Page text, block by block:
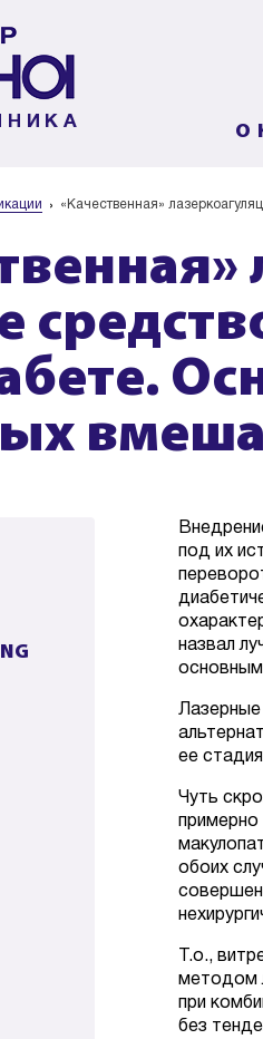
О
«Качественная»
под их
назвал
основным
Лазерные
ее
Чуть
обоих
Т.о.,
методом
при
без